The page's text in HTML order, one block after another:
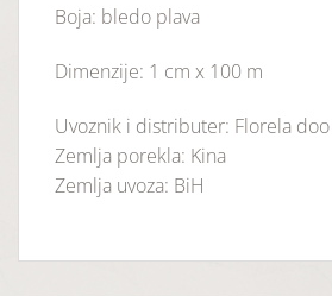
Boja: bledo plava
Dimenzije: 1 cm x 100 m
Uvoznik i distributer: Florela
Zemlja porekla: Kina
Zemlja uvoza: BiH